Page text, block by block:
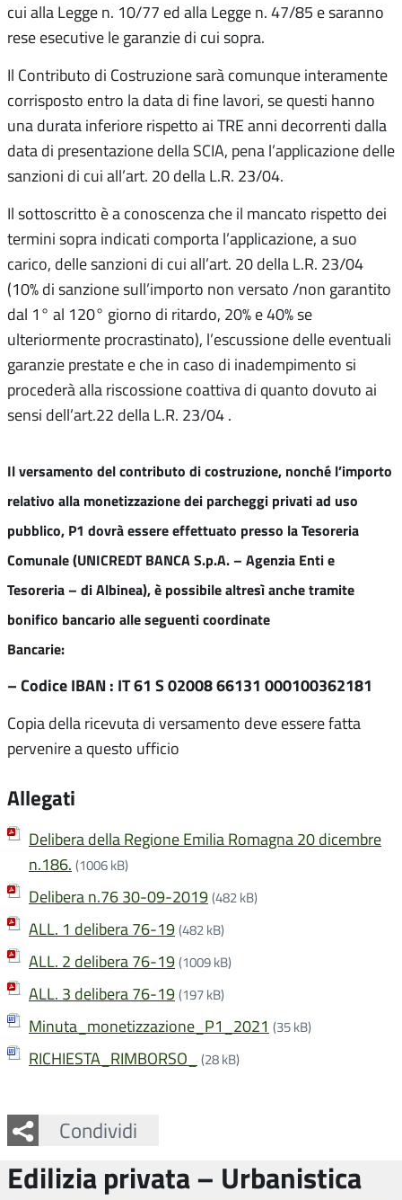
cui alla Legge n. 10/77 ed alla Legge n. 47/85 e saranno
rese esecutive le garanzie di cui sopra.
Il Contributo di Costruzione sarà comunque interamente
corrisposto entro la data di fine lavori, se questi hanno
una durata inferiore rispetto ai TRE anni decorrenti dalla
data di presentazione della SCIA, pena l’applicazione delle
sanzioni di cui all’art. 20 della L.R. 23/04.
Il sottoscritto è a conoscenza che il mancato rispetto dei
termini sopra indicati comporta l’applicazione, a suo
carico, delle sanzioni di cui all’art. 20 della L.R. 23/04
(10% di sanzione sull’importo non versato /non garantito
dal 1° al 120° giorno di ritardo, 20% e 40% se
ulteriormente procrastinato), l’escussione delle eventuali
garanzie prestate e che in caso di inadempimento si
procederà alla riscossione coattiva di quanto dovuto ai
sensi dell’art.22 della L.R. 23/04 .
Il versamento del contributo di costruzione, nonché l’importo
relativo alla monetizzazione dei parcheggi privati ad uso
pubblico, P1 dovrà essere effettuato presso la Tesoreria
Comunale (UNICREDT BANCA S.p.A. – Agenzia Enti e
Tesoreria – di Albinea), è possibile altresì anche tramite
bonifico bancario alle seguenti coordinate
Bancarie:
– Codice IBAN : IT 61 S 02008 66131 000100362181
Copia della ricevuta di versamento deve essere fatta
pervenire a questo ufficio
Allegati
Delibera della Regione Emilia Romagna 20 dicembre
n.186. (1006 kB)
Delibera n.76 30-09-2019(482 kB)
ALL. 1 delibera 76-19(482 kB)
ALL. 2 delibera 76-19(1009 kB)
ALL. 3 delibera 76-19(197 kB)
Minuta_monetizzazione_P1_2021 (35 kB)
RICHIESTA_RIMBORSO_ (28 kB)
Condividi
Facebook
Twitter
Whatsapp
Edilizia privata – Urbanistica